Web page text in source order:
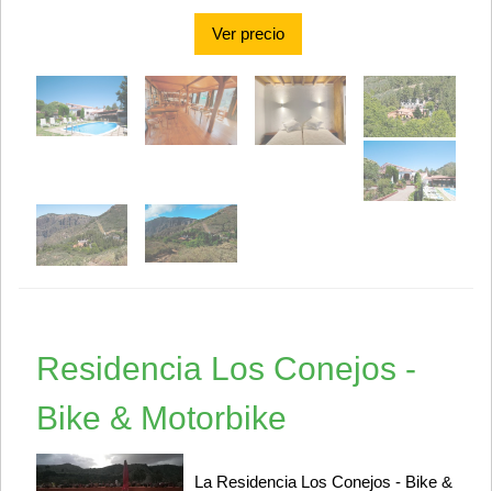
Ver precio
Residencia Los Conejos -
Bike & Motorbike
La Residencia Los Conejos - Bike &